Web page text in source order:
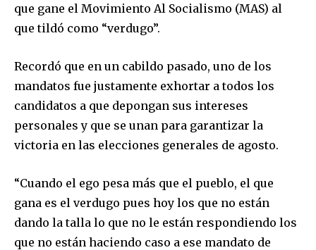
que gane el Movimiento Al Socialismo (MAS) al
que tildó como “verdugo”.
Recordó que en un cabildo pasado, uno de los
mandatos fue justamente exhortar a todos los
candidatos a que depongan sus intereses
personales y que se unan para garantizar la
victoria en las elecciones generales de agosto.
“Cuando el ego pesa más que el pueblo, el que
gana es el verdugo pues hoy los que no están
dando la talla lo que no le están respondiendo los
que no están haciendo caso a ese mandato de